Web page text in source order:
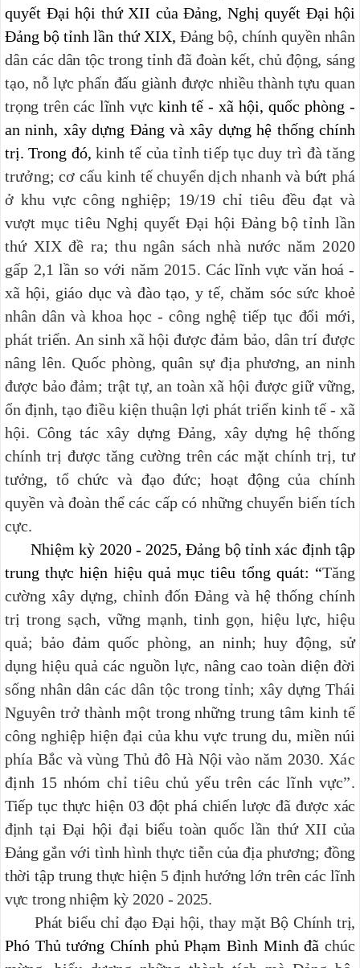
quyết Đại hội thứ XII của Đảng, Nghị quyết Đại hội
Đảng bộ tỉnh lần thứ XIX, Đảng bộ, chính quyền nhân
dân các dân tộc trong tỉnh đã đoàn kết, chủ động, sáng
tạo, nỗ lực phấn đấu giành được nhiều thành tựu quan
trọng trên các lĩnh vực kinh tế - xã hội, quốc phòng -
an ninh, xây dựng Đảng và xây dựng hệ thống chính
trị. Trong đó, kinh tế của tỉnh tiếp tục duy trì đà tăng
trưởng;cơ cấu kinh tế chuyển dịch nhanh và bứt phá
ở khu vực công nghiệp; 19/19chỉ tiêu đều đạt và
vượt mục tiêu Nghị quyết Đại hội Đảng bộ tỉnh lần
thứ XIX đề ra;thu ngân sách nhà nước năm 2020
gấp 2,1 lần so với năm 2015. Các lĩnh vực văn hoá -
xã hội, giáo dục và đào tạo, y tế, chăm sóc sức khoẻ
nhân dân và khoa học - công nghệ tiếp tục đổi mới,
phát triển. An sinh xã hội được đảm bảo, dân trí được
nâng lên. Quốc phòng, quân sự địa phương, an ninh
được bảo đảm; trật tự, an toàn xã hội được giữ vững,
ổn định, tạo điều kiện thuận lợi phát triển kinh tế - xã
hội. Công tác xây dựng Đảng, xây dựng hệ thống
chính trị được tăng cường trên các mặt chính trị, tư
tưởng, tổ chức và đạo đức; hoạt động của chính
quyền và đoàn thể các cấp có những chuyển biến tích
cực.
Nhiệm kỳ 2020 - 2025, Đảng bộ tỉnh xác định tập
trung thực hiện hiệu quả mục tiêu tổng quát: “Tăng
cường xây dựng, chỉnh đốn Đảng và hệ thống chính
trị trong sạch, vững mạnh, tinh gọn, hiệu lực, hiệu
quả; bảo đảm quốc phòng, an ninh; huy động, sử
dụng hiệu quả các nguồn lực, nâng cao toàn diện đời
sống nhân dân các dân tộc trong tỉnh; xây dựng Thái
Nguyên trở thành một trong những trung tâm kinh tế
công nghiệp hiện đại của khu vực trung du, miền núi
phía Bắc và vùng Thủ đô Hà Nội vào năm 2030. Xác
định 15 nhóm chỉ tiêu chủ yếu trên các lĩnh vực”.
Tiếp tục thực hiện 03 đột phá chiến lược đã được xác
định tại Đại hội đại biểu toàn quốc lần thứ XII của
Đảng gắn với tình hình thực tiễn của địa phương; đồng
thời tập trung thực hiện 5 định hướng lớn trên các lĩnh
vực trong nhiệm kỳ 2020 - 2025.
Phát biểu chỉ đạo Đại hội, thay mặt Bộ Chính trị,
Phó Thủ tướng Chính phủ Phạm Bình Minh đã chúc